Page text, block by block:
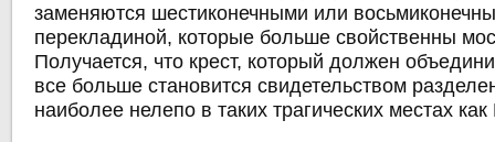
заменяются шестиконечными или
перекладиной, которые больше свойственны
Получается, что крест, который должен
все больше становится свидетельством
наиболее нелепо в таких трагических местах